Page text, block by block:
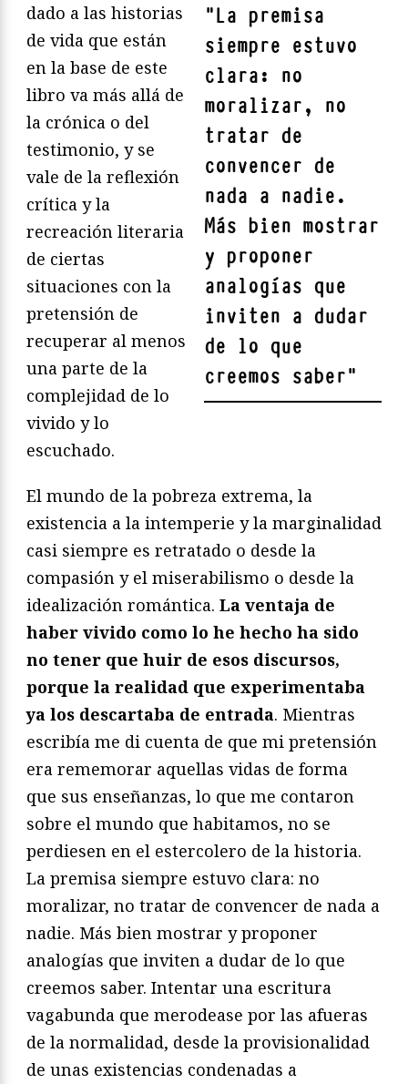
"La premisa
siempre estuvo
clara: no
moralizar, no
tratar de
convencer de
nada a nadie.
Más bien mostrar
y proponer
analogías que
inviten a dudar
de lo que
creemos saber"
dado a las historias
de vida que están
en la base de este
libro va más allá de
la crónica o del
testimonio, y se
vale de la reflexión
crítica y la
recreación literaria
de ciertas
situaciones con la
pretensión de
recuperar al menos
una parte de la
complejidad de lo
vivido y lo
escuchado.
El mundo de la pobreza extrema, la
existencia a la intemperie y la marginalidad
casi siempre es retratado o desde la
compasión y el miserabilismo o desde la
idealización romántica. La ventaja de
haber vivido como lo he hecho ha sido
no tener que huir de esos discursos,
porque la realidad que experimentaba
ya los descartaba de entrada. Mientras
escribía me di cuenta de que mi pretensión
era rememorar aquellas vidas de forma
que sus enseñanzas, lo que me contaron
sobre el mundo que habitamos, no se
perdiesen en el estercolero de la historia.
La premisa siempre estuvo clara: no
moralizar, no tratar de convencer de nada a
nadie. Más bien mostrar y proponer
analogías que inviten a dudar de lo que
creemos saber. Intentar una escritura
vagabunda que merodease por las afueras
de la normalidad, desde la provisionalidad
de unas existencias condenadas a